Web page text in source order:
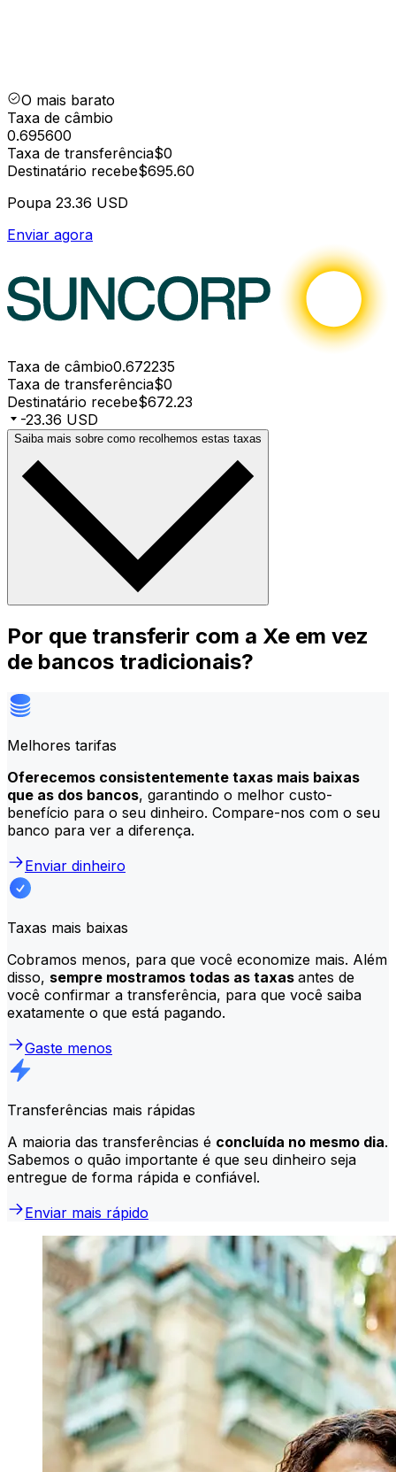
O mais barato
Taxa de câmbio
0.695600
Taxa de transferência$0
Destinatário recebe$695.60
Poupa 23.36 USD
Enviar agora
Taxa de câmbio0.672235
Taxa de transferência$0
Destinatário recebe$672.23
-23.36 USD
Saiba mais sobre como recolhemos estas taxas
Por que transferir com a Xe em vez
de bancos tradicionais?
Melhores tarifas
Oferecemos consistentemente taxas mais baixas
que as dos bancos, garantindo o melhor custo-
benefício para o seu dinheiro. Compare-nos com o seu
banco para ver a diferença.
Enviar dinheiro
Taxas mais baixas
Cobramos menos, para que você economize mais. Além
disso, sempre mostramos todas as taxas antes de
você confirmar a transferência, para que você saiba
exatamente o que está pagando.
Gaste menos
Transferências mais rápidas
A maioria das transferências é concluída no mesmo dia.
Sabemos o quão importante é que seu dinheiro seja
entregue de forma rápida e confiável.
Enviar mais rápido